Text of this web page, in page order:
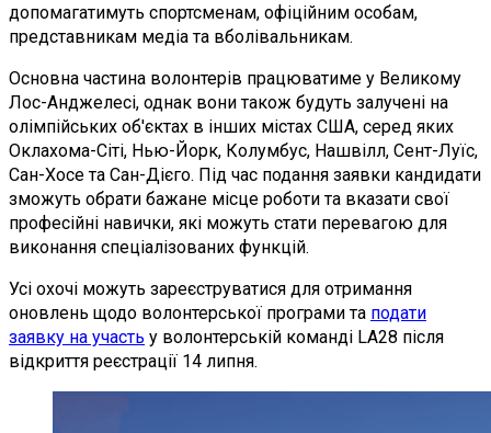
допомагатимуть спортсменам, офіційним особам,
представникам медіа та вболівальникам.
Основна частина волонтерів працюватиме у Великому
Лос-Анджелесі, однак вони також будуть залучені на
олімпійських об'єктах в інших містах США, серед яких
Оклахома-Сіті, Нью-Йорк, Колумбус, Нашвілл, Сент-Луїс,
Сан-Хосе та Сан-Дієго. Під час подання заявки кандидати
зможуть обрати бажане місце роботи та вказати свої
професійні навички, які можуть стати перевагою для
виконання спеціалізованих функцій.
Усі охочі можуть зареєструватися для отримання
оновлень щодо волонтерської програми та подати
заявку на участь у волонтерській команді LA28 після
відкриття реєстрації 14 липня.